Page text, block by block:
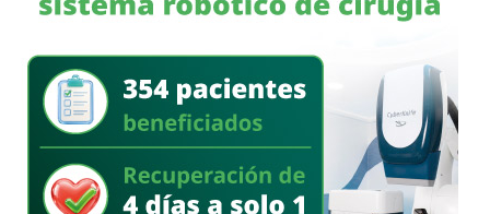
deja a los propios conductores en una situación de
vulnerabilidad,al no contar con las condiciones legales
previstas por la normativa estatal.
“Es la empresa la que no cumple con lo que las leyes
locales establecen y eso deja a los operadores en estado